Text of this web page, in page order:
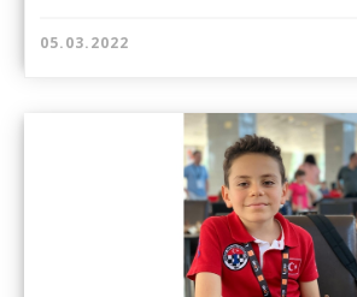
05.03.2022